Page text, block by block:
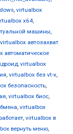
, virtualbox
x64,
машины,
virtualbox автозахват
автоматическое
, virtualbox
, virtualbox без vt-x,
безопасность,
, virtualbox биос,
, virtualbox
, virtualbox в
вернуть меню,